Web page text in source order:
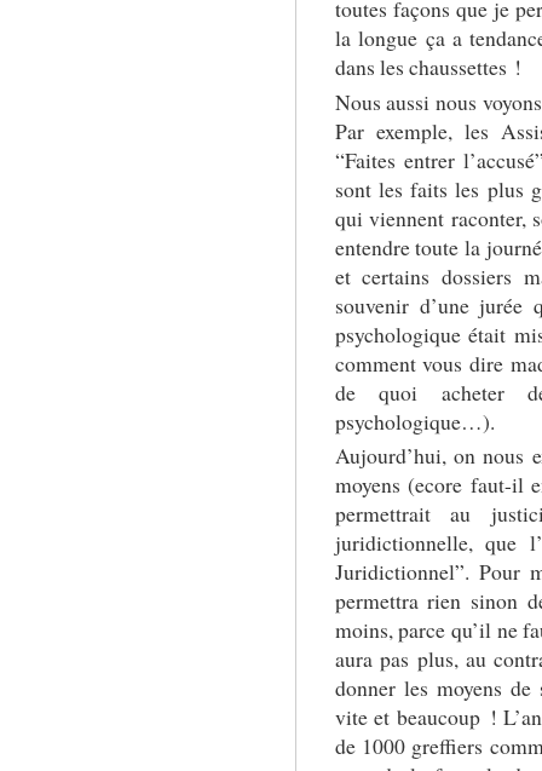
toutes façons que je
la longue ça a
dans les chaussettes !
Nous aussi nous
Par exemple, les
“Faites entrer
sont les faits les plus
qui viennent raconter,
entendre toute la
et certains dossiers
souvenir d’une jurée
psychologique était
comment vous dire
de quoi acheter
psychologique…).
Aujourd’hui, on nous
moyens (ecore faut-il
permettrait au
juridictionnelle, que
Juridictionnel”. Pour
permettra rien sinon
moins, parce qu’il ne
aura pas plus, au
donner les moyens de
vite et beaucoup !
de 1000 greffiers